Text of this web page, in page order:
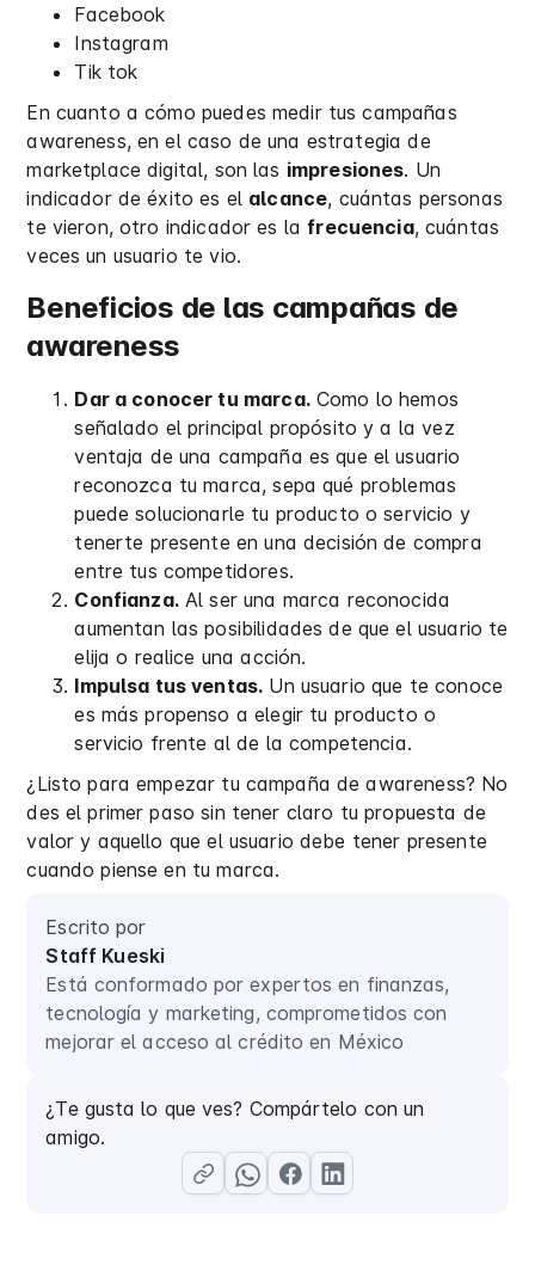
Facebook
Instagram
Tik tok
En cuanto a cómo puedes medir tus campañas
awareness, en el caso de una estrategia de
marketplace digital, son las impresiones. Un
indicador de éxito es el alcance, cuántas personas
te vieron, otro indicador es la frecuencia, cuántas
veces un usuario te vio.
Beneficios de las campañas de
awareness
Dar a conocer tu marca.Como lo hemos
señalado el principal propósito y a la vez
ventaja de una campaña es que el usuario
reconozca tu marca, sepa qué problemas
puede solucionarle tu producto o servicio y
tenerte presente en una decisión de compra
entre tus competidores.
Confianza.Al ser una marca reconocida
aumentan las posibilidades de que el usuario te
elija o realice una acción.
Impulsa tus ventas. Un usuario que te conoce
es más propenso a elegir tu producto o
servicio frente al de la competencia.
¿Listo para empezar tu campaña de awareness? No
des el primer paso sin tener claro tu propuesta de
valor y aquello que el usuario debe tener presente
cuando piense en tu marca.
Escrito por
Staff Kueski
Está conformado por expertos en finanzas,
tecnología y marketing, comprometidos con
mejorar el acceso al crédito en México
¿Te gusta lo que ves? Compártelo con un
amigo.